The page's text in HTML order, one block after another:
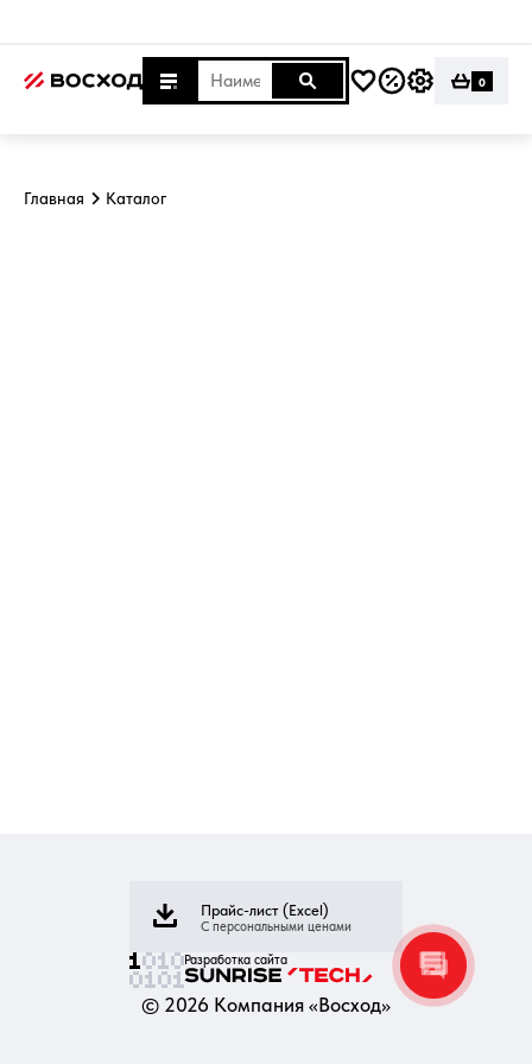
0
Главная Каталог
Прайс-лист (Excel)
С персональными ценами
Разработка сайта
© 2026 Компания «Восход»